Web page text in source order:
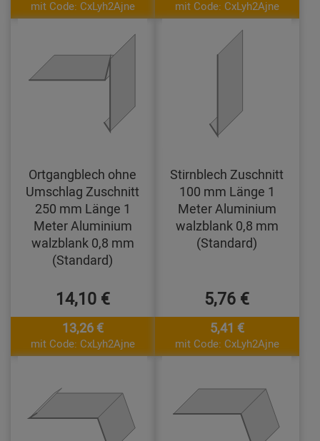
mit Code: CxLyh2Ajne mit Code: CxLyh2Ajne
Ortgangblech ohne
Umschlag Zuschnitt
250 mm Länge 1
Meter Aluminium
walzblank 0,8 mm
(Standard)
14,10 €
13,26 €
mit Code: CxLyh2Ajne
Stirnblech Zuschnitt
100 mm Länge 1
Meter Aluminium
walzblank 0,8 mm
(Standard)
5,76 €
5,41 €
mit Code: CxLyh2Ajne